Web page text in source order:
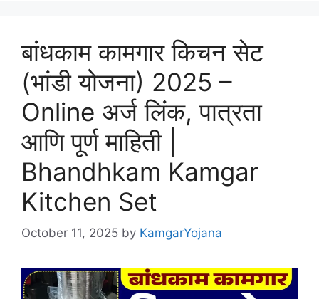
बांधकाम कामगार किचन सेट
(भांडी योजना) 2025 –
Online अर्ज लिंक, पात्रता
आणि पूर्ण माहिती |
Bhandhkam Kamgar
Kitchen Set
October 11, 2025 by KamgarYojana